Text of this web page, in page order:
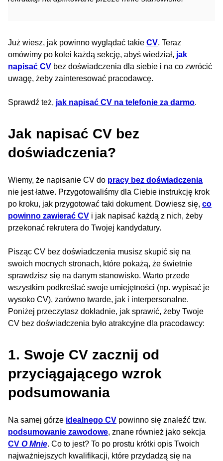
Już wiesz, jak powinno wyglądać takie CV. Teraz
omówimy po kolei każdą sekcję, abyś wiedział, jak
napisać CV bez doświadczenia dla siebie i na co zwrócić
uwagę, żeby zainteresować pracodawcę.
Sprawdź też, jak napisać CV na telefonie za darmo.
Jak napisać CV bez
doświadczenia?
Wiemy, że napisanie CV do pracy bez doświadczenia
nie jest łatwe. Przygotowaliśmy dla Ciebie instrukcję krok
po kroku, jak przygotować taki dokument. Dowiesz się, co
powinno zawierać CV i jak napisać każdą z nich, żeby
przekonać rekrutera do Twojej kandydatury.
Pisząc CV bez doświadczenia musisz skupić się na
swoich mocnych stronach, które pokażą, że świetnie
sprawdzisz się na danym stanowisko. Warto przede
wszystkim podkreślać swoje umiejętności (np. wypisać je
wysoko CV), zarówno twarde, jak i interpersonalne.
Poniżej przeczytasz dokładnie, jak sprawić, żeby Twoje
CV bez doświadczenia było atrakcyjne dla pracodawcy:
1. Swoje CV zacznij od
przyciągającego wzrok
podsumowania
Na samej górze idealnego CV powinno się znaleźć tzw.
podsumowanie zawodowe, znane również jako sekcja
CV O Mnie. Co to jest? To po prostu krótki opis Twoich
najważniejszych kwalifikacji, które przydadzą się na